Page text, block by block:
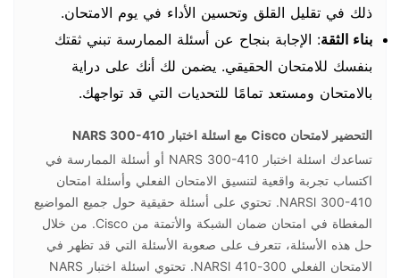
ذلك في تقليل القلق وتحسين الأداء في يوم الامتحان.
بناء الثقة: الإجابة بنجاح عن أسئلة الممارسة تبني ثقتك
بنفسك للامتحان الحقيقي. يضمن لك أنك على دراية
بالامتحان ومستعد تمامًا للتحديات التي قد تواجهك.
التحضير لامتحان Cisco مع اسئلة اختبار NARS 300-410
تساعدك اسئلة اختبار NARS 300-410 أو أسئلة الممارسة في
اكتساب تجربة واقعية لتنسيق الامتحان الفعلي وأسئلة امتحان
NARSl 300-410. تحتوي على أسئلة حقيقية حول جميع المواضيع
المغطاة في امتحان ضمان الشبكة والأتمتة من Cisco. من خلال
حل هذه الأسئلة، تتعرف على صعوبة الأسئلة التي قد تظهر في
الامتحان الفعلي 300-410 NARSl. تحتوي اسئلة اختبار NARS